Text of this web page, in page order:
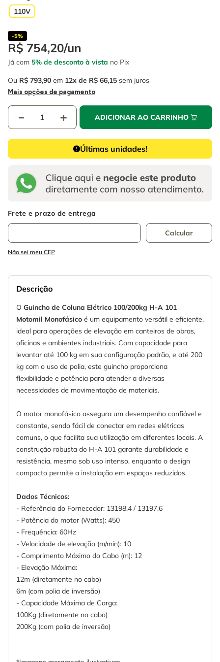
110V
-5%
R$ 754,20/un
Já com 5% de desconto à vista no Pix
Ou R$ 793,90 em 12 R$ 66,15 sem juros
Mais opções de pagamento
＋
－ ADICIONAR AO CARRINHO
Últimas unidades!
Não sei meu CEP
Descrição
O Guincho de Coluna Elétrico 100/200kg H-A 101
Motomil Monofásico é um equipamento versátil e eficiente,
ideal para operações de elevação em canteiros de obras,
oficinas e ambientes industriais. Com capacidade para
levantar até 100 kg em sua configuração padrão, e até 200
kg com o uso de polia, este guincho proporciona
flexibilidade e potência para atender a diversas
necessidades de movimentação de materiais.
O motor monofásico assegura um desempenho confiável e
constante, sendo fácil de conectar em redes elétricas
comuns, o que facilita sua utilização em diferentes locais. A
construção robusta do H-A 101 garante durabilidade e
resistência, mesmo sob uso intenso, enquanto o design
compacto permite a instalação em espaços reduzidos.
Dados Técnicos:
- Referência do Fornecedor: 13198.4 / 13197.6
- Potência do motor (Watts): 450
- Frequência: 60Hz
- Velocidade de elevação (m/min): 10
- Comprimento Máximo do Cabo (m): 12
- Elevação Máxima:
12m (diretamente no cabo)
6m (com polia de inversão)
- Capacidade Máxima de Carga:
100Kg (diretamente no cabo)
200Kg (com polia de inversão)
6º
8 º chave impacto
9º cabo flexivel
10 º disco corte
escada
º fio
º serra copo
º chave impacto
disco corte